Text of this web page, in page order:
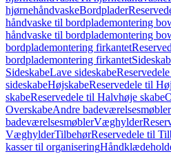
hjørnehåndvaskeBordplader
håndvaske til bordplademontering
håndvaske til bordplademontering
bordplademontering firkantet
bordplademontering firkantet
SideskabeLave sideskabe
sideskabeHøjskabeReservedele til
skabeReservedele til Halvhøje skabe
OverskabeAndre badeværelsesmøbler
badeværelsesmøblerVæghylder
VæghylderTilbehørReservedele til
kasser til organisering